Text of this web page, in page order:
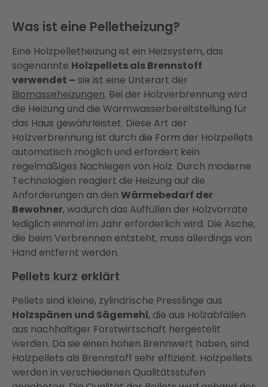
Was ist eine Pelletheizung?
Eine Holzpelletheizung ist ein Heizsystem, das
sogenannte Holzpellets als Brennstoff
verwendet – sie ist eine Unterart der
Biomasseheizungen. Bei der Holzverbrennung wird
die Heizung und die Warmwasserbereitstellung für
das Haus gewährleistet. Diese Art der
Holzverbrennung ist durch die Form der Holzpellets
automatisch möglich und erfordert kein
regelmäßiges Nachlegen von Holz. Durch moderne
Technologien reagiert die Heizung auf die
Anforderungen an den Wärmebedarf der
Bewohner, wodurch das Auffüllen der Holzvorräte
lediglich einmal im Jahr erforderlich wird. Die Asche,
die beim Verbrennen entsteht, muss allerdings von
Hand entfernt werden.
Pellets kurz erklärt
Pellets sind kleine, zylindrische Presslinge aus
Holzspänen und Sägemehl, die aus Holzabfällen
aus nachhaltiger Forstwirtschaft hergestellt
werden. Da sie einen hohen Brennwert haben, sind
Holzpellets als Brennstoff sehr effizient. Holzpellets
werden in verschiedenen Qualitätsstufen